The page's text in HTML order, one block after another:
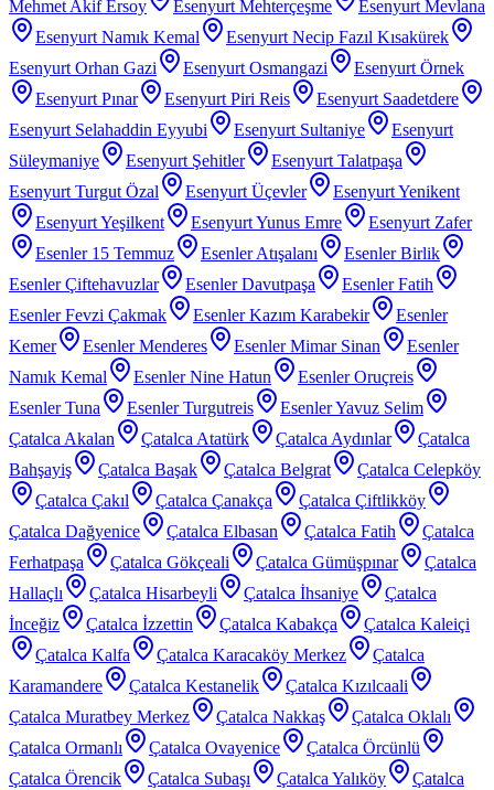
Mehmet Akif Ersoy
Esenyurt Mehterçeşme
Esenyurt Mevlana
Esenyurt Namık Kemal
Esenyurt Necip Fazıl Kısakürek
Esenyurt Orhan Gazi
Esenyurt Osmangazi
Esenyurt Örnek
Esenyurt Pınar
Esenyurt Piri Reis
Esenyurt Saadetdere
Esenyurt Selahaddin Eyyubi
Esenyurt Sultaniye
Esenyurt
Süleymaniye
Esenyurt Şehitler
Esenyurt Talatpaşa
Esenyurt Turgut Özal
Esenyurt Üçevler
Esenyurt Yenikent
Esenyurt Yeşilkent
Esenyurt Yunus Emre
Esenyurt Zafer
Esenler 15 Temmuz
Esenler Atışalanı
Esenler Birlik
Esenler Çiftehavuzlar
Esenler Davutpaşa
Esenler Fatih
Esenler Fevzi Çakmak
Esenler Kazım Karabekir
Esenler
Kemer
Esenler Menderes Esenler Mimar Sinan
Esenler
Namık Kemal
Esenler Nine Hatun
Esenler Oruçreis
Esenler Tuna
Esenler Turgutreis
Esenler Yavuz Selim
Çatalca Akalan
Çatalca Atatürk Çatalca Aydınlar
Çatalca
Bahşayiş
Çatalca Başak Çatalca Belgrat
Çatalca Celepköy
Çatalca Çakıl
Çatalca Çanakça
Çatalca Çiftlikköy
Çatalca Dağyenice
Çatalca Elbasan Çatalca Fatih
Çatalca
Ferhatpaşa
Çatalca Gökçeali Çatalca Gümüşpınar
Çatalca
Hallaçlı
Çatalca Hisarbeyli Çatalca İhsaniye
Çatalca
İnceğiz
Çatalca İzzettin Çatalca Kabakça
Çatalca Kaleiçi
Çatalca Kalfa
Çatalca Karacaköy Merkez
Çatalca
Karamandere
Çatalca Kestanelik
Çatalca Kızılcaali
Çatalca Muratbey Merkez
Çatalca Nakkaş
Çatalca Oklalı
Çatalca Ormanlı
Çatalca Ovayenice
Çatalca Örcünlü
Çatalca Örencik
Çatalca Subaşı Çatalca Yalıköy
Çatalca